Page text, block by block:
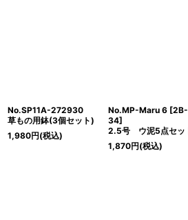
No.SP11A-272930
草もの用鉢(3個セット)
1,980円(税込)
No.MP-Maru 6 [2B-
34]
2.5号 ウ泥5点セッ
1,870円(税込)